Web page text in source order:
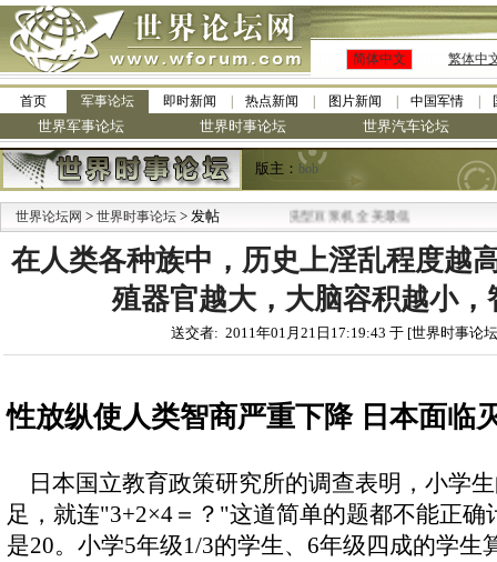
简体中文 繁体中
首页 军事论坛 即时新闻 热点新闻 图片新闻 中国军情
世界军事论坛 世界时事论坛 世界汽车论坛
版主： bob
世界论坛网 > 世界时事论坛 > 发帖
·九阳全新免清洗型豆浆机 全美最低
在人类各种族中，历史上淫乱程度越
殖器官越大，大脑容积越小，
送交者: 2011年01月21日17:19:43 于 [世界时事论
性放纵使人类智商严重下降 日本面临
日本国立教育政策研究所的调查表明，小学
足，就连"3+2×4＝？"这道简单的题都不能正确
是20。小学5年级1/3的学生、6年级四成的学生